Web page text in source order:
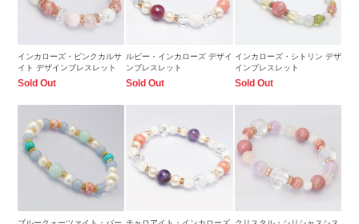
インカローズ・ピンクカルサ
イト デザインブレスレット
Sold Out
ルビー・インカローズ デザイ
ンブレスレット
Sold Out
インカローズ・シトリン デザ
インブレスレット
Sold Out